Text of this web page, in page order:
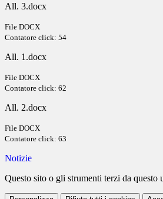
All. 3.docx
File DOCX
Contatore click: 54
All. 1.docx
File DOCX
Contatore click: 62
All. 2.docx
File DOCX
Contatore click: 63
Notizie
Questo sito o gli strumenti terzi da